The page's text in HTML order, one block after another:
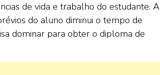
de vida e trabalho do estudante. A
do aluno diminui o tempo de
dominar para obter o diploma de